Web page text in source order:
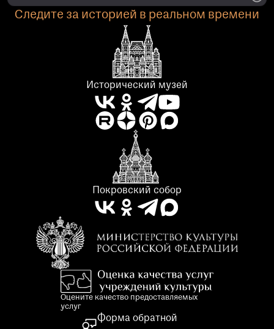
Следите за историей в реальном времени
Исторический музей
Покровский собор
Оцените качество предоставляемых
услуг
Форма обратной